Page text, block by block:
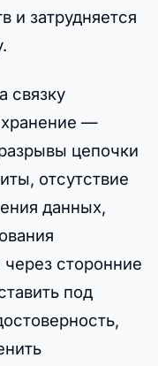
и затрудняется
связку
—
цепочки
отсутствие
данных,
сторонние
под